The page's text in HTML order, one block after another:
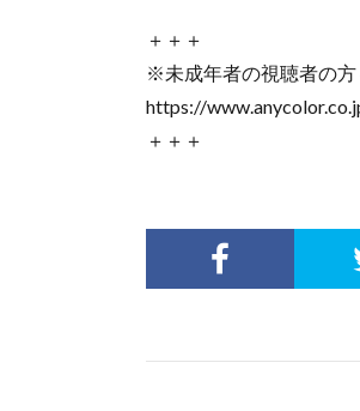
＋＋＋
※未成年者の視聴者の方
https://
＋＋＋